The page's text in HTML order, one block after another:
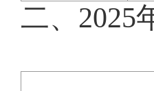
二、2025